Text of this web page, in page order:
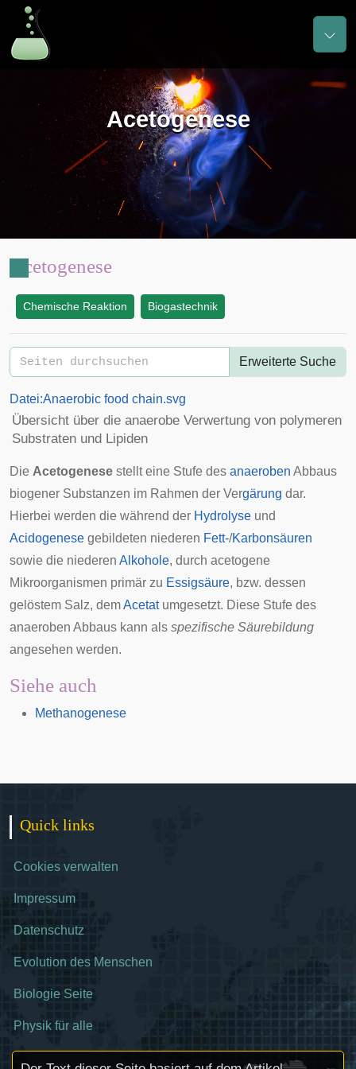
Acetogenese
Acetogenese
Chemische Reaktion Biogastechnik
Erweiterte Suche
Datei:Anaerobic food chain.svg
Übersicht über die anaerobe Verwertung von polymeren
Substraten und Lipiden
Die Acetogenese stellt eine Stufe des anaeroben Abbaus
biogener Substanzen im Rahmen der Vergärung dar.
Hierbei werden die während der Hydrolyse und
Acidogenese gebildeten niederen Fett-/Karbonsäuren
sowie die niederen Alkohole, durch acetogene
Mikroorganismen primär zu Essigsäure, bzw. dessen
gelöstem Salz, demAcetatumgesetzt. Diese Stufe des
anaeroben Abbaus kann als spezifische Säurebildung
angesehen werden.
Siehe auch
Methanogenese
Quick links
Cookies verwalten
Impressum
Datenschutz
Evolution des Menschen
Biologie Seite
Physik für alle